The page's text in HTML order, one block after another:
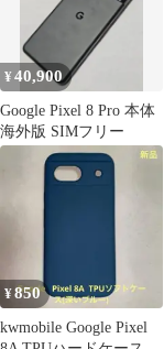
¥40,900
Google Pixel 8 Pro 本体
海外版 SIMフリー
¥850
kwmobile Google Pixel